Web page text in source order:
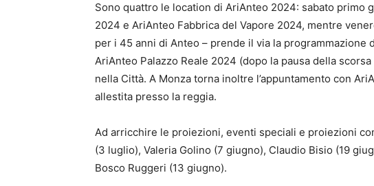
Sono quattro le location di AriAnteo 2024: sabato primo
2024 e AriAnteo Fabbrica del Vapore 2024, mentre
per i 45 anni di Anteo – prende il via la programmazione
AriAnteo Palazzo Reale 2024 (dopo la pausa della
nella Città. A Monza torna inoltre l’appuntamento con
allestita presso la reggia.
Ad arricchire le proiezioni, eventi speciali e proiezioni
(3 luglio), Valeria Golino (7 giugno), Claudio Bisio (19
Bosco Ruggeri (13 giugno).